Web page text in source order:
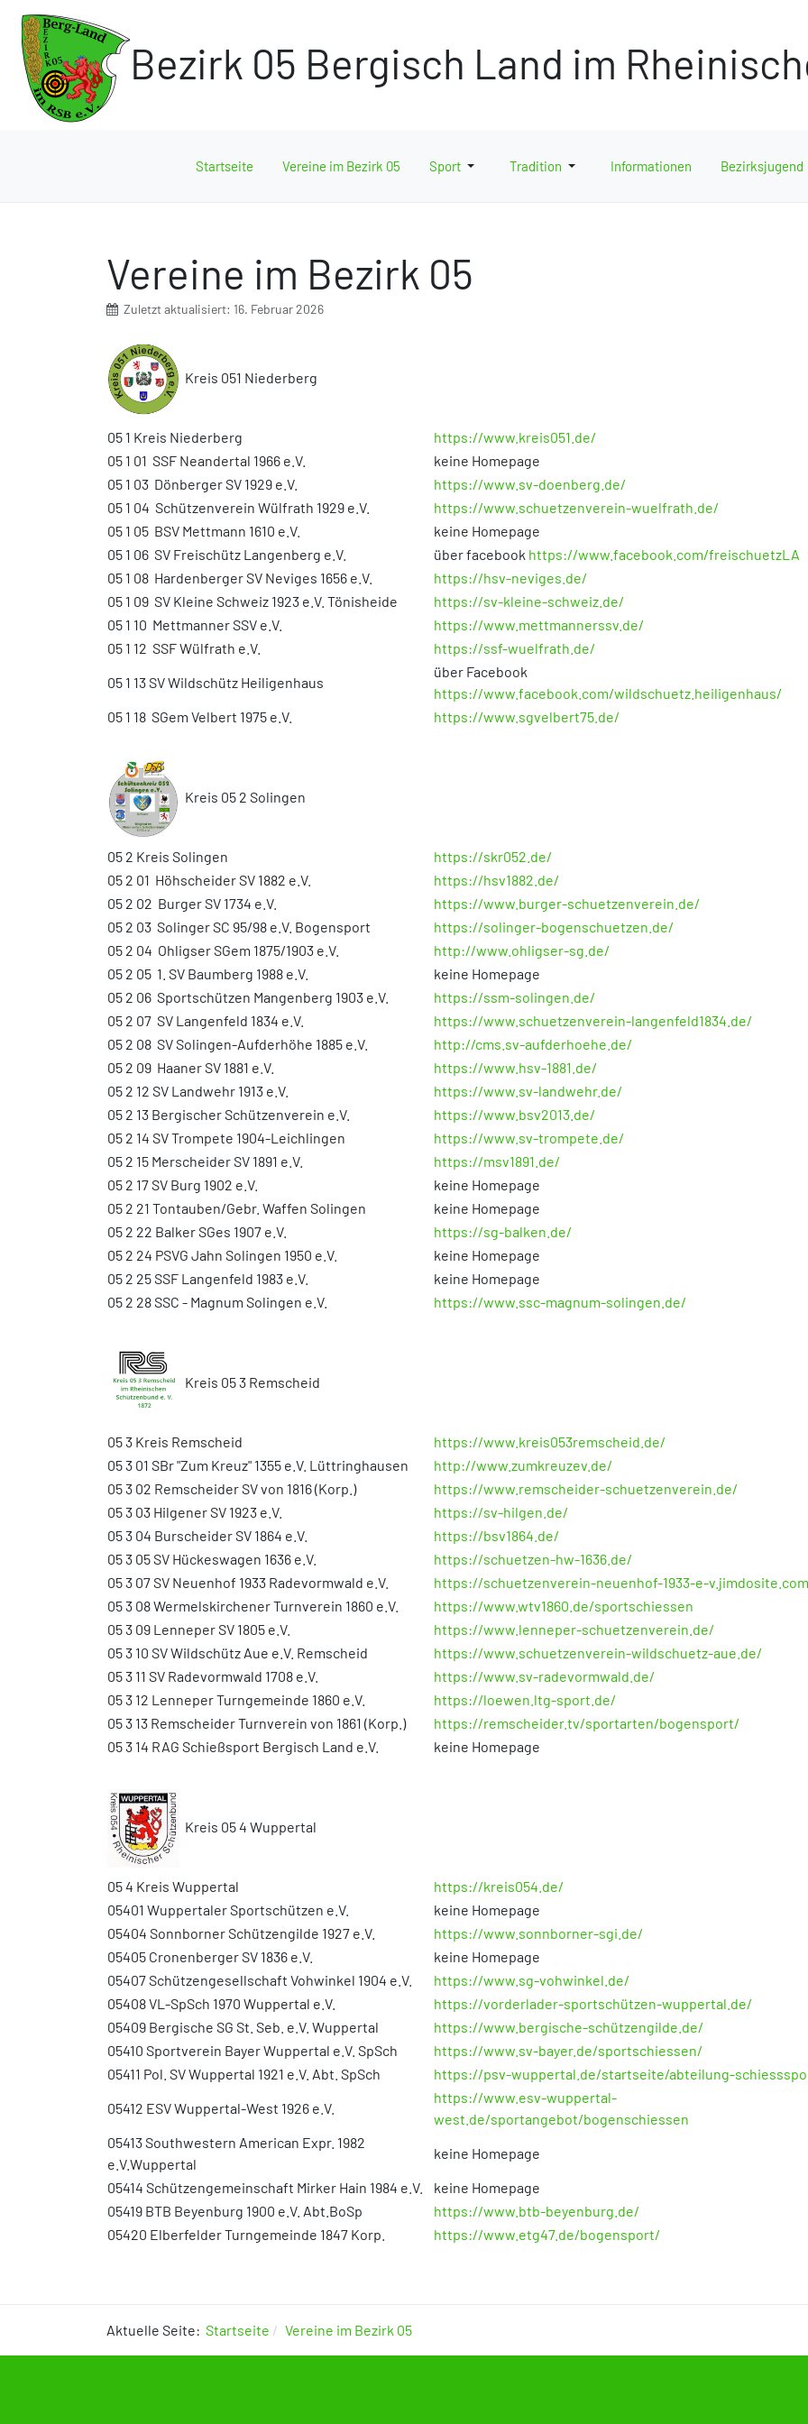
Bezirk 05 Bergisch Land im
Startseite Vereine im Bezirk 05 Sport Tradition Informationen Bezirksjugend
Vereine im Bezirk 05
Zuletzt aktualisiert: 16. Februar 2026
Kreis 051 Niederberg
05 1 Kreis Niederberg
https://www.kreis051.de/
05 1 01 SSF Neandertal 1966 e.V.
keine Homepage
05 1 03 Dönberger SV 1929 e.V.
https://www.sv-doenberg.de/
05 1 04 Schützenverein Wülfrath 1929 e.V.
https://www.schuetzenverein-wuelfrath.de/
05 1 05 BSV Mettmann 1610 e.V.
keine Homepage
05 1 06 SV Freischütz Langenberg e.V.
über facebook https://www.facebook.com/freischuetzLA
05 1 08 Hardenberger SV Neviges 1656 e.V.
https://hsv-neviges.de/
05 1 09 SV Kleine Schweiz 1923 e.V. Tönisheide
https://sv-kleine-schweiz.de/
05 1 10 Mettmanner SSV e.V.
https://www.mettmannerssv.de/
05 1 12 SSF Wülfrath e.V.
https://ssf-wuelfrath.de/
05 1 13 SV Wildschütz Heiligenhaus
über Facebook
https://www.facebook.com/wildschuetz.heiligenhaus/
05 1 18 SGem Velbert 1975 e.V.
https://www.sgvelbert75.de/
Kreis 05 2 Solingen
05 2 Kreis Solingen
https://skr052.de/
05 2 01 Höhscheider SV 1882 e.V.
https://hsv1882.de/
05 2 02 Burger SV 1734 e.V.
https://www.burger-schuetzenverein.de/
05 2 03 Solinger SC 95/98 e.V. Bogensport
https://solinger-bogenschuetzen.de/
05 2 04 Ohligser SGem 1875/1903 e.V.
http://www.ohligser-sg.de/
05 2 05 1. SV Baumberg 1988 e.V.
keine Homepage
05 2 06 Sportschützen Mangenberg 1903 e.V.
https://ssm-solingen.de/
05 2 07 SV Langenfeld 1834 e.V.
https://www.schuetzenverein-langenfeld1834.de/
05 2 08 SV Solingen-Aufderhöhe 1885 e.V.
http://cms.sv-aufderhoehe.de/
05 2 09 Haaner SV 1881 e.V.
https://www.hsv-1881.de/
05 2 12 SV Landwehr 1913 e.V.
https://www.sv-landwehr.de/
05 2 13 Bergischer Schützenverein e.V.
https://www.bsv2013.de/
05 2 14 SV Trompete 1904-Leichlingen
https://www.sv-trompete.de/
05 2 15 Merscheider SV 1891 e.V.
https://msv1891.de/
05 2 17 SV Burg 1902 e.V.
keine Homepage
05 2 21 Tontauben/Gebr. Waffen Solingen
keine Homepage
05 2 22 Balker SGes 1907 e.V.
https://sg-balken.de/
05 2 24 PSVG Jahn Solingen 1950 e.V.
keine Homepage
05 2 25 SSF Langenfeld 1983 e.V.
keine Homepage
05 2 28 SSC - Magnum Solingen e.V.
https://www.ssc-magnum-solingen.de/
Kreis 05 3 Remscheid
05 3 Kreis Remscheid
https://www.kreis053remscheid.de/
05 3 01 SBr "Zum Kreuz" 1355 e.V. Lüttringhausen
http://www.zumkreuzev.de/
05 3 02 Remscheider SV von 1816 (Korp.)
https://www.remscheider-schuetzenverein.de/
05 3 03 Hilgener SV 1923 e.V.
https://sv-hilgen.de/
05 3 04 Burscheider SV 1864 e.V.
https://bsv1864.de/
05 3 05 SV Hückeswagen 1636 e.V.
https://schuetzen-hw-1636.de/
05 3 07 SV Neuenhof 1933 Radevormwald e.V.
https://schuetzenverein-neuenhof-1933-e-
05 3 08 Wermelskirchener Turnverein 1860 e.V.
https://www.wtv1860.de/sportschiessen
05 3 09 Lenneper SV 1805 e.V.
https://www.lenneper-schuetzenverein.de/
05 3 10 SV Wildschütz Aue e.V. Remscheid
https://www.schuetzenverein-wildschuetz-aue.de/
05 3 11 SV Radevormwald 1708 e.V.
https://www.sv-radevormwald.de/
05 3 12 Lenneper Turngemeinde 1860 e.V.
https://loewen.ltg-sport.de/
05 3 13 Remscheider Turnverein von 1861 (Korp.)
https://remscheider.tv/sportarten/bogensport/
05 3 14 RAG Schießsport Bergisch Land e.V.
keine Homepage
Kreis 05 4 Wuppertal
05 4 Kreis Wuppertal
https://kreis054.de/
05401 Wuppertaler Sportschützen e.V.
keine Homepage
05404 Sonnborner Schützengilde 1927 e.V.
https://www.sonnborner-sgi.de/
05405 Cronenberger SV 1836 e.V.
keine Homepage
05407 Schützengesellschaft Vohwinkel 1904 e.V.
https://www.sg-vohwinkel.de/
05408 VL-SpSch 1970 Wuppertal e.V.
https://vorderlader-sportschützen-wuppertal.de/
05409 Bergische SG St. Seb. e.V. Wuppertal
https://www.bergische-schützengilde.de/
05410 Sportverein Bayer Wuppertal e.V. SpSch
https://www.sv-bayer.de/sportschiessen/
05411 Pol. SV Wuppertal 1921 e.V. Abt. SpSch
https://psv-wuppertal.de/startseite/abteilung-
05412 ESV Wuppertal-West 1926 e.V.
https://www.esv-wuppertal-
west.de/sportangebot/bogenschiessen
05413 Southwestern American Expr. 1982
e.V.Wuppertal
keine Homepage
05414 Schützengemeinschaft Mirker Hain 1984 e.V.
keine Homepage
05419 BTB Beyenburg 1900 e.V. Abt.BoSp
https://www.btb-beyenburg.de/
05420 Elberfelder Turngemeinde 1847 Korp.
https://www.etg47.de/bogensport/
Aktuelle Seite: Startseite Vereine im Bezirk 05